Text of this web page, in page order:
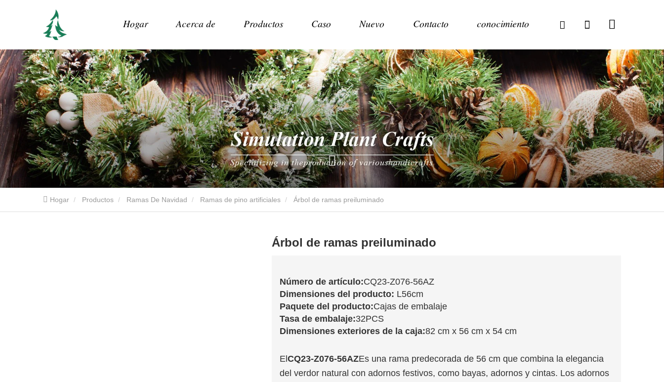
Hogar Acerca de Productos Caso Nuevo Contacto conocimiento
Hogar Productos Ramas De Navidad Ramas de pino artificiales Árbol de ramas preiluminado
Árbol de ramas preiluminado
Número de artículo:CQ23-Z076-56AZ
Dimensiones del producto: L56cm
Paquete del producto:Cajas de embalaje
Tasa de embalaje:32PCS
Dimensiones exteriores de la caja:82 cm x 56 cm x 54 cm
El CQ23-Z076-56AZEs una rama predecorada de 56 cm que combina la elegancia
del verdor natural con adornos festivos, como bayas, adornos y cintas. Los adornos